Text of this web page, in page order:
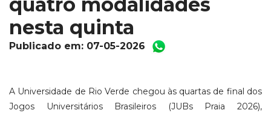
nesta quinta
Publicado em: 07-05-2026
A Universidade de Rio Verde chegou às quartas de final dos
Jogos Universitários Brasileiros (JUBs Praia 2026),